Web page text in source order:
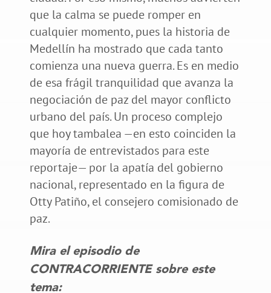
que la calma se puede romper en
cualquier momento, pues la historia de
Medellín ha mostrado que cada tanto
comienza una nueva guerra. Es en medio
de esa frágil tranquilidad que avanza la
negociación de paz del mayor conflicto
urbano del país. Un proceso complejo
que hoy tambalea —en esto coinciden la
mayoría de entrevistados para este
reportaje— por la apatía del gobierno
nacional, representado en la figura de
Otty Patiño, el consejero comisionado de
paz.
Mira el episodio de
CONTRACORRIENTE sobre este
tema: